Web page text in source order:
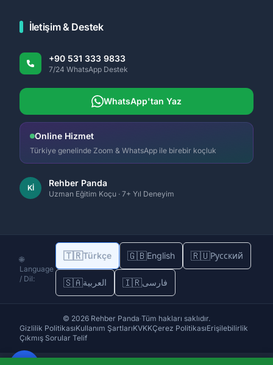
İletişim & Destek
+90 531 333 9833
7/24 WhatsApp Destek
WhatsApp'tan Yaz
Online Hizmet
Türkiye genelinde Zoom & WhatsApp ile birebir koçluk
Kİ Rehber Panda
Uzman Eğitim Koçu · 7+ Yıl Deneyim
🌐
Language
/ Dil:
🇹🇷Türkçe 🇬🇧English 🇷🇺Русский
🇸🇦العربية 🇮🇷فارسی
© 2026 Rehber Panda·Tüm hakları saklıdır.
Gizlilik PolitikasıKullanım ŞartlarıKVKKÇerez PolitikasıErişilebilirlik
Çıkmış Sorular Telif